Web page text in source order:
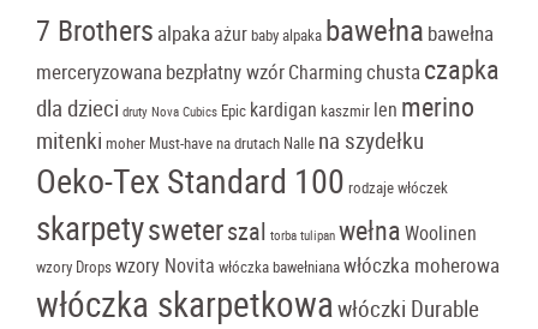
7 Brothers alpakaażurbaby alpaka bawełna bawełna
merceryzowanabezpłatny wzórCharmingchustaczapka
dla dzieci druty Nova Cubics Epic kardigan kaszmir len merino
mitenki moher Must-havena drutach Nalle na szydełku
Oeko-Tex Standard 100 rodzaje włóczek
skarpetysweterszal torba tulipan wełnaWoolinen
wzory Dropswzory Novita włóczka bawełnianawłóczka moherowa
włóczka skarpetkowawłóczki Durable